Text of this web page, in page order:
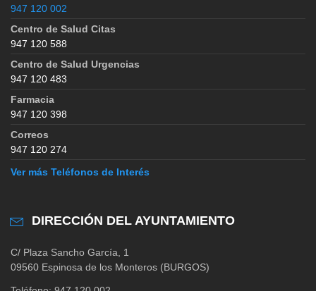
947 120 002
Centro de Salud Citas
947 120 588
Centro de Salud Urgencias
947 120 483
Farmacia
947 120 398
Correos
947 120 274
Ver más Teléfonos de Interés
DIRECCIÓN DEL AYUNTAMIENTO
C/ Plaza Sancho García, 1
09560 Espinosa de los Monteros (BURGOS)